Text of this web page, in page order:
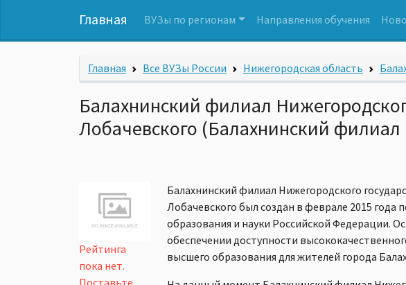
Главная ВУЗы по регионам Направления обучения
Главная Все ВУЗы России Нижегородская область
Балахнинский филиал
Лобачевского (Балахнинский
Рейтинга
пока нет.
Поставьте
Балахнинский филиал Нижегородского
Лобачевского был создан в феврале 2015 года
образования и науки Российской Федерации.
обеспечении доступности
высшего образования для жителей города